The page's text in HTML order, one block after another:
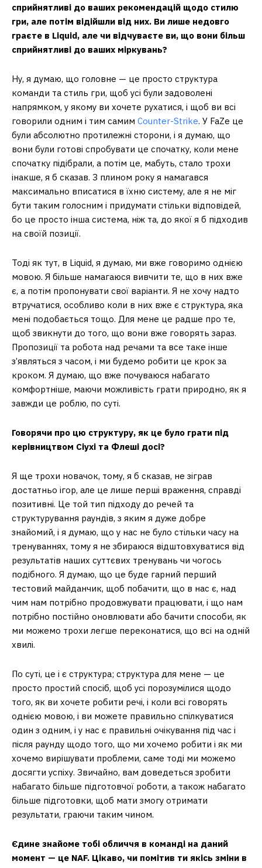
сприйнятливі до ваших рекомендацій щодо стилю
гри, але потім відійшли від них. Ви лише недовго
граєте в Liquid, але чи відчуваєте ви, що вони більш
сприйнятливі до ваших міркувань?
Ну, я думаю, що головне — це просто структура
команди та стиль гри, щоб усі були задоволені
напрямком, у якому ви хочете рухатися, і щоб ви всі
говорили одним і тим самим Counter-Strike. У FaZe це
були абсолютно протилежні сторони, і я думаю, що
вони були готові спробувати це спочатку, коли мене
спочатку підібрали, а потім це, мабуть, стало трохи
інакше, я б сказав. З плином року я намагався
максимально вписатися в їхню систему, але я не міг
бути таким голосним і придумати стільки відповідей,
бо це просто інша система, ніж та, до якої я б підходив
на своїй позиції.
Тоді як тут, в Liquid, я думаю, ми вже говоримо однією
мовою. Я більше намагаюся вивчити те, що в них вже
є, а потім пропонувати свої варіанти. Я не хочу надто
втручатися, особливо коли в них вже є структура, яка
мені подобається тощо. Для мене це радше про те,
щоб звикнути до того, що вони вже говорять зараз.
Пропозиції та робота над речами та все таке інше
з’являться з часом, і ми будемо робити це крок за
кроком. Я думаю, що вже почуваюся набагато
комфортніше, маючи можливість грати природно, як я
завжди це роблю, по суті.
Говорячи про цю структуру, як це було грати під
керівництвом Сіухі та Флеші досі?
Я ще трохи новачок, тому, я б сказав, не зіграв
достатньо ігор, але це лише перші враження, справді
позитивні. Це той тип підходу до речей та
структурування раундів, з яким я дуже добре
знайомий, і я думаю, що у нас не було стільки часу на
тренуваннях, тому я не збираюся відштовхуватися від
результатів наших суттєвих тренувань чи чогось
подібного. Я думаю, що це буде гарний перший
тестовий майданчик, щоб побачити, що в нас є, над
чим нам потрібно продовжувати працювати, і що нам
потрібно постійно оновлювати або бачити способи, як
ми можемо трохи легше переконатися, що всі на одній
хвилі.
По суті, це і є структура; структура для мене — це
просто простий спосіб, щоб усі порозумілися щодо
того, як ви хочете робити речі, і коли всі говорять
однією мовою, і ви можете правильно спілкуватися
один з одним, і у нас є правильні очікування під час і
після раунду щодо того, що ми хочемо робити і як ми
хочемо вирішувати проблеми, саме тоді ми можемо
досягти успіху. Звичайно, вам доведеться зробити
набагато більше підготовчої роботи, а також набагато
більше підготовки, щоб мати змогу отримати
результати, граючи таким чином.
Єдине знайоме тобі обличчя в команді на даний
момент — це NAF. Цікаво, чи помітив ти якісь зміни в